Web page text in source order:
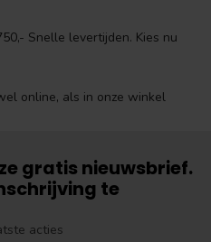
Snelle levertijden. Kies nu
online, als in onze winkel
gratis nieuwsbrief.
te
acties